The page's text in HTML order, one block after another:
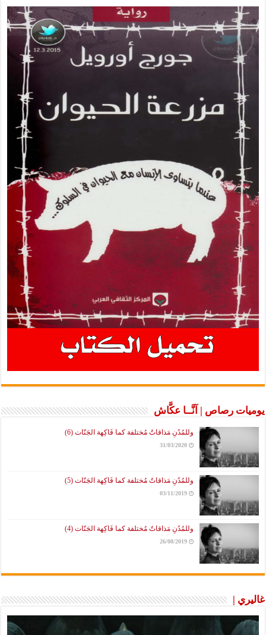
يوميات رصاص | آنَّــا عكَّاش
وللمُدُنِ مَذاقاتٌ مُختلفة كما فَاكِهة الجَنّات (6)
31/03/2020
وللمُدُنِ مَذاقاتٌ مُختلفة كما فَاكِهة الجَنّات (5)
03/11/2019
وللمُدُنِ مَذاقاتٌ مُختلفة كما فَاكِهة الجَنّات (4)
26/08/2019
غاليري |